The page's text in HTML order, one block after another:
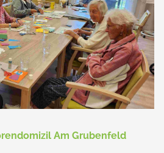
Am Grubenfeld